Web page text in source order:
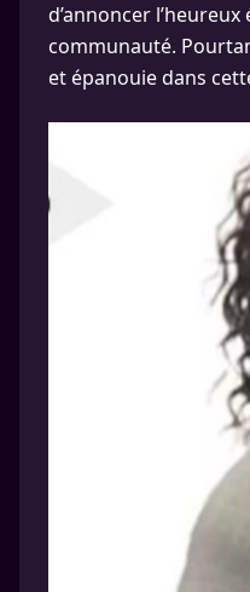
d’annoncer
communauté.
et épanouie dans